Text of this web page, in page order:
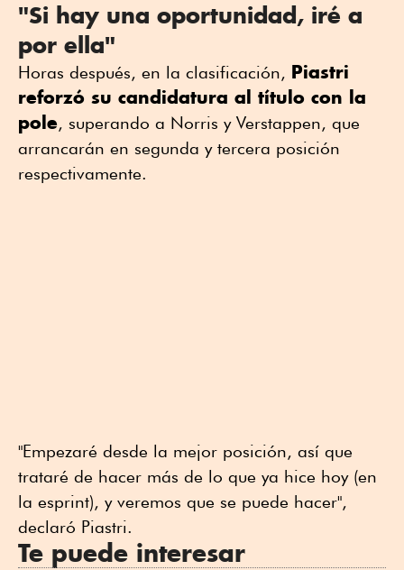
"Si hay una oportunidad, iré a
por ella"
Horas después, en la clasificación, Piastri
reforzó su candidatura al título con la
pole, superando a Norris y Verstappen, que
arrancarán en segunda y tercera posición
respectivamente.
"Empezaré desde la mejor posición, así que
trataré de hacer más de lo que ya hice hoy (en
la esprint), y veremos que se puede hacer",
declaró Piastri.
Te puede interesar